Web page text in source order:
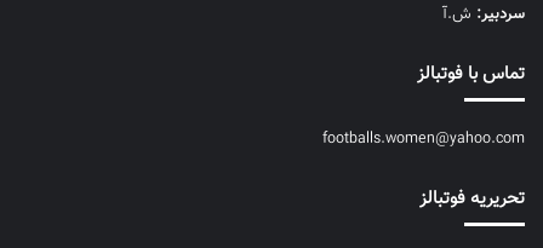
سردبیر: ش.آ
تماس با فوتبالز
footballs.women@yahoo.com
تحریریه فوتبالز